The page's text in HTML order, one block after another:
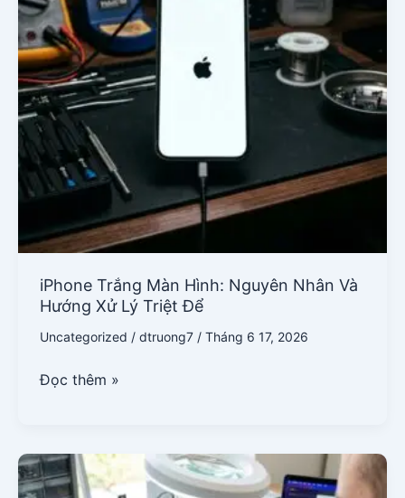
iPhone Trắng Màn Hình: Nguyên Nhân Và
Hướng Xử Lý Triệt Để
Uncategorized / dtruong7 / Tháng 6 17, 2026
Nhân
Và
Hướng
Xử
Lý
Triệt
Để
Đọc thêm »
9
Cách